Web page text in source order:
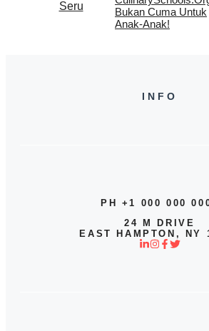
Bukan Cuma Untuk
Anak-Anak!
INFO
PH +1 000 000
24 M DRIVE
EAST HAMPTON, NY